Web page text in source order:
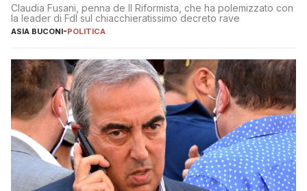
Claudia Fusani, penna de Il Riformista, che ha polemizzato con
la leader di FdI sul chiacchieratissimo decreto rave
ASIA BUCONI-POLITICA